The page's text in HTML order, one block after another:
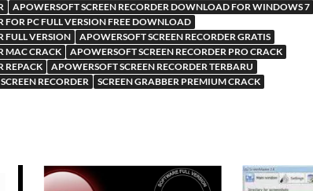
APOWERSOFT SCREEN RECORDER DOWNLOAD FOR WINDOWS 7
FOR PC FULL VERSION FREE DOWNLOAD
FULL VERSION
APOWERSOFT SCREEN RECORDER GRATIS
MAC CRACK
APOWERSOFT SCREEN RECORDER PRO CRACK
REPACK
APOWERSOFT SCREEN RECORDER TERBARU
RECORDER
SCREEN GRABBER PREMIUM CRACK